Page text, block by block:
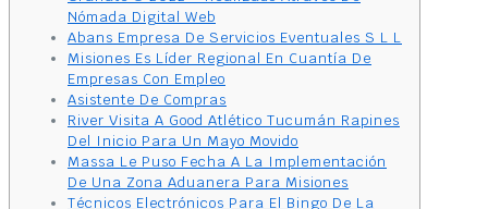
Nómada Digital Web
Abans Empresa De Servicios Eventuales S L L
Misiones Es Líder Regional En Cuantía De
Empresas Con Empleo
Asistente De Compras
River Visita A Good Atlético Tucumán Rapines
Del Inicio Para Un Mayo Movido
Massa Le Puso Fecha A La Implementación
De Una Zona Aduanera Para Misiones
Técnicos Electrónicos Para El Bingo De La